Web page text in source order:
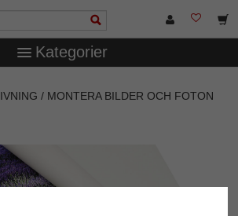
Kategorier
MONTERA BILDER OCH FOTON